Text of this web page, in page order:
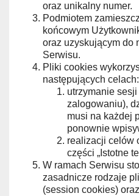
oraz unikalny numer.
Podmiotem
końcowym
oraz uzyskującym do
Serwisu.
Pliki cookies
następujących celach:
utrzymanie
zalogowaniu),
musi na każdej
ponownie
realizacji celów
części „Istotne
W ramach Serwisu
zasadnicze rodzaje
(session cookies) oraz